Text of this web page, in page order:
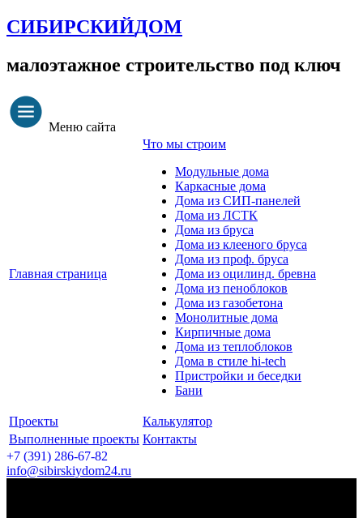
СИБИРСКИЙДОМ
малоэтажное строительство под ключ
Меню сайта
Главная страница
Что мы строим
Модульные дома
Каркасные дома
Дома из СИП-панелей
Дома из ЛСТК
Дома из бруса
Дома из клееного бруса
Дома из проф. бруса
Дома из оцилинд. бревна
Дома из пеноблоков
Дома из газобетона
Монолитные дома
Кирпичные дома
Дома из теплоблоков
Дома в стиле hi-tech
Пристройки и беседки
Бани
Проекты
Калькулятор
Выполненные проекты Контакты
+7 (391) 286-67-82
info@sibirskiydom24.ru